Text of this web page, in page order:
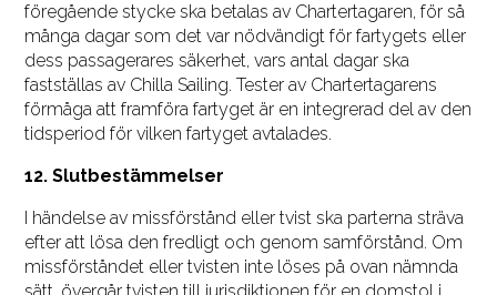
föregående stycke ska betalas av Chartertagaren, för så
många dagar som det var nödvändigt för fartygets eller
dess passagerares säkerhet, vars antal dagar ska
fastställas av Chilla Sailing. Tester av Chartertagarens
förmåga att framföra fartyget är en integrerad del av den
tidsperiod för vilken fartyget avtalades.
12. Slutbestämmelser
I händelse av missförstånd eller tvist ska parterna sträva
efter att lösa den fredligt och genom samförstånd. Om
missförståndet eller tvisten inte löses på ovan nämnda